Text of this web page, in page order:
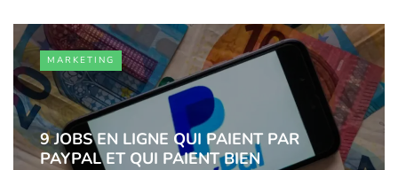
MARKETING
9 JOBS EN LIGNE QUI PAIENT PAR
PAYPAL ET QUI PAIENT BIEN